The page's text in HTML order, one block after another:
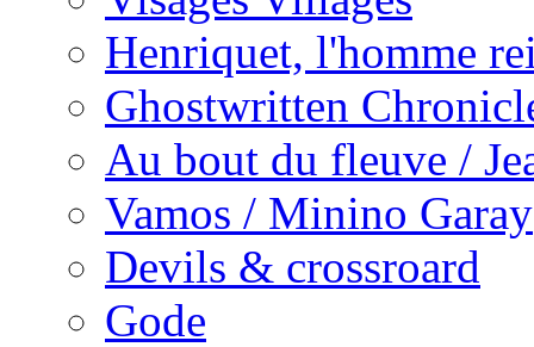
Henriquet, l'homme
Ghostwritten
Au bout du fleuve /
Vamos / Minino Garay
Devils & crossroard
Gode